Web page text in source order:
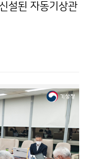
설된 자동기상관
진 이번 방문에
.